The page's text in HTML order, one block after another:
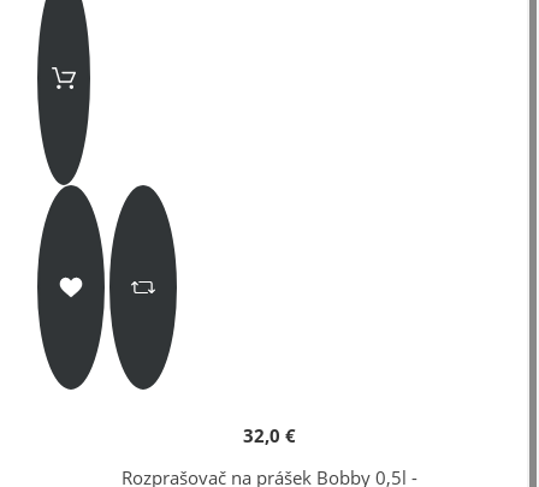
Rozprašovač na prášek Bobby 0,5l -
32,0 €